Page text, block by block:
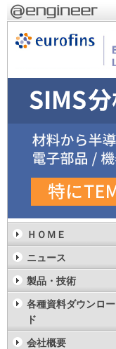
ＨＯＭＥ
ニュース
製品・技術
各種資料ダウンロー
ド
会社概要